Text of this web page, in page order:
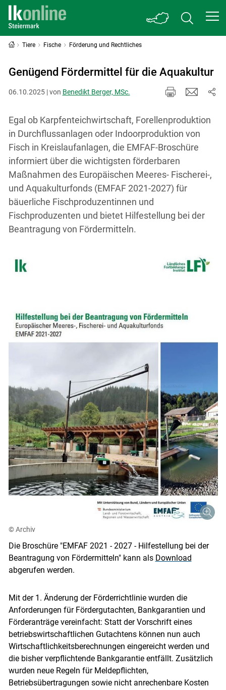
Skip to main content
Tiere Fische Förderung und Rechtliches
Genügend Fördermittel für die Aquakultur
06.10.2025 | von Benedikt Berger, MSc.
Egal ob Karpfenteichwirtschaft, Forellenproduktion
in Durchflussanlagen oder Indoorproduktion von
Fisch in Kreislaufanlagen, die EMFAF-Broschüre
informiert über die wichtigsten förderbaren
Maßnahmen des Europäischen Meeres- Fischerei-,
und Aquakulturfonds (EMFAF 2021-2027) für
bäuerliche Fischproduzentinnen und
Fischproduzenten und bietet Hilfestellung bei der
Beantragung von Fördermitteln.
© Archiv
Die Broschüre "EMFAF 2021 - 2027 - Hilfestellung bei der
Beantragung von Fördermitteln" kann als Download
abgerufen werden.
Mit der 1. Änderung der Förderrichtlinie wurden die
Anforderungen für Fördergutachten, Bankgarantien und
Förderanträge vereinfacht: Statt der Vorschrift eines
betriebswirtschaftlichen Gutachtens können nun auch
Wirtschaftlichkeitsberechnungen eingereicht werden und
die bisher verpflichtende Bankgarantie entfällt. Zusätzlich
wurden neue Regeln für Meldepflichten,
Betriebsübertragungen sowie nicht anrechenbare Kosten